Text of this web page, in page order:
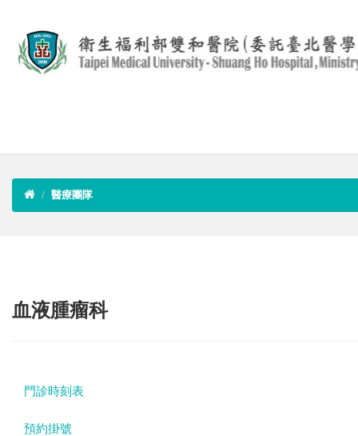
醫療團隊
血液腫瘤科
門診時刻表
預約掛號